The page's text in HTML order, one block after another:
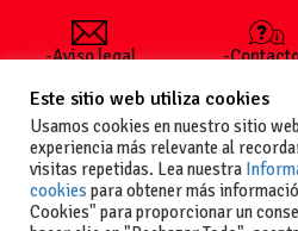
-Aviso legal
generales
de uso
-Política de
privacidad
-Política de
-
publicar un
anuncio
-Vende+
Este sitio web utiliza cookies
Usamos cookies en nuestro sitio
experiencia más relevante al
visitas repetidas. Lea nuestra
cookies para obtener más
Cookies" para proporcionar un